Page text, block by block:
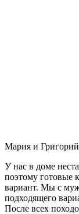
Мария и
У нас в доме
поэтому готовые
вариант. Мы с
подходящего
После всех